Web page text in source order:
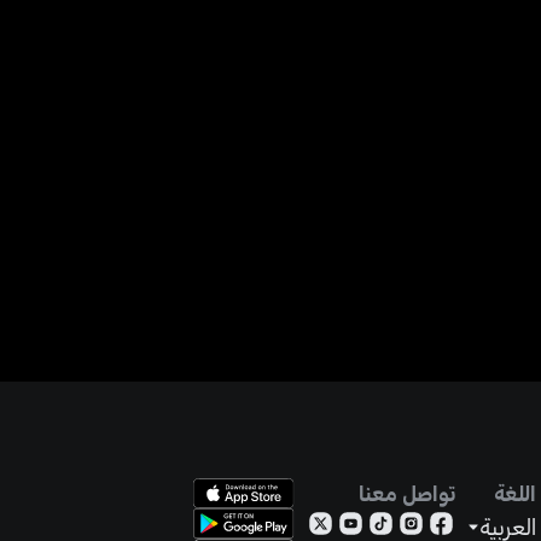
اللغة
العربية
تواصل معنا